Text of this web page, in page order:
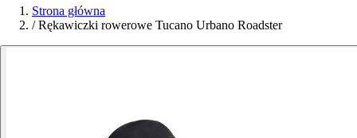
Strona główna
/ Rękawiczki rowerowe Tucano Urbano Roadster